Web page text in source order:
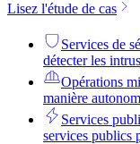
Lisez l'étude de cas
Services de
détecter les intrus
Opérations
manière
Services
services publics